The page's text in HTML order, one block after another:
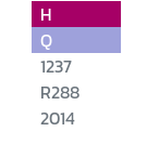
H
Q
1237
R288
2014